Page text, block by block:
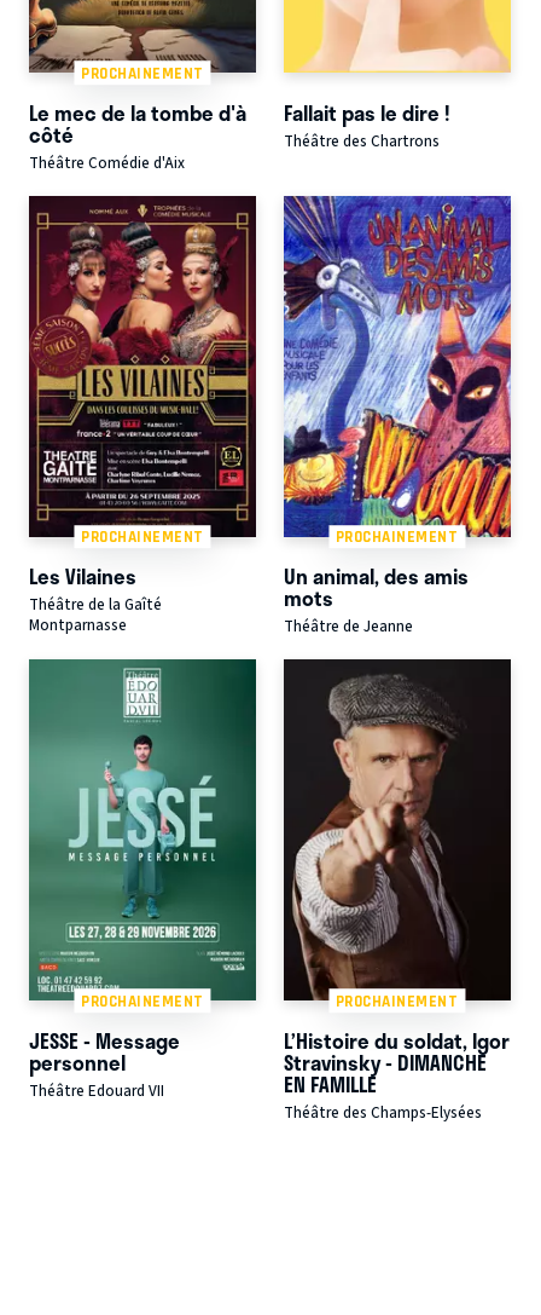
PROCHAINEMENT
Le mec de la tombe d'à
côté
Théâtre Comédie d'Aix
Fallait pas le dire !
Théâtre des Chartrons
PROCHAINEMENT
Les Vilaines
Théâtre de la Gaîté
Montparnasse
PROCHAINEMENT
Un animal, des amis
mots
Théâtre de Jeanne
PROCHAINEMENT
JESSE - Message
personnel
Théâtre Edouard VII
PROCHAINEMENT
L’Histoire du soldat, Igor
Stravinsky - DIMANCHE
EN FAMILLE
Théâtre des Champs-Elysées